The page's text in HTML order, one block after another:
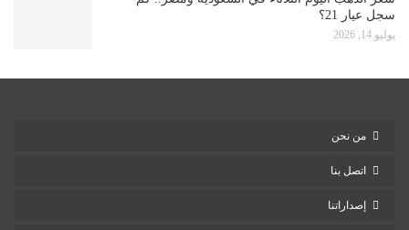
سجل عيار 21؟
يوليو 14, 2026
من نحن
اتصل بنا
إصداراتنا